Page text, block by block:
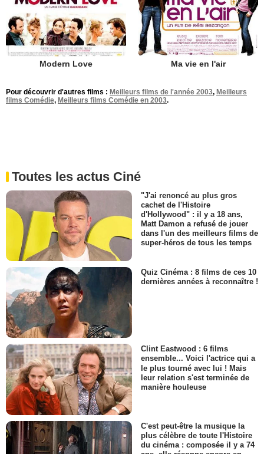
Modern Love Ma vie en l'air
Pour découvrir d'autres films : Meilleurs films de l'année 2003, Meilleurs
films Comédie, Meilleurs films Comédie en 2003.
Toutes les actus Ciné
"J'ai renoncé au plus gros
cachet de l'Histoire
d'Hollywood" : il y a 18 ans,
Matt Damon a refusé de jouer
dans l'un des meilleurs films de
super-héros de tous les temps
Quiz Cinéma : 8 films de ces 10
dernières années à reconnaître !
Clint Eastwood : 6 films
ensemble... Voici l'actrice qui a
le plus tourné avec lui ! Mais
leur relation s'est terminée de
manière houleuse
C'est peut-être la musique la
plus célèbre de toute l'Histoire
du cinéma : composée il y a 74